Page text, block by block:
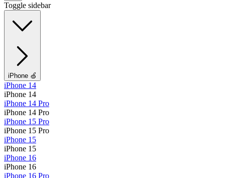
Toggle sidebar
iPhone 🍏
iPhone 14
iPhone 14
iPhone 14 Pro
iPhone 14 Pro
iPhone 15 Pro
iPhone 15 Pro
iPhone 15
iPhone 15
iPhone 16
iPhone 16
iPhone 16 Pro